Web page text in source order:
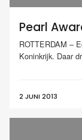
Pearl
ROTTERDAM –
Koninkrijk. Daar
2 JUNI 2013